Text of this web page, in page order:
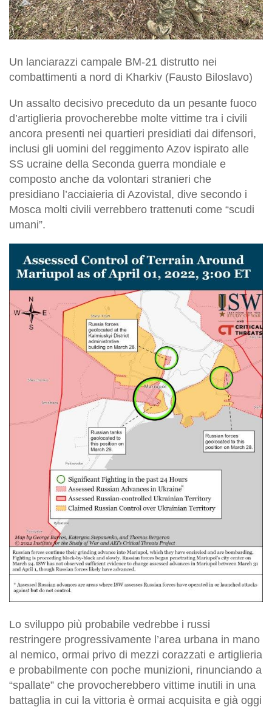
Un lanciarazzi campale BM-21 distrutto nei
combattimenti a nord di Kharkiv (Fausto Biloslavo)
Un assalto decisivo preceduto da un pesante fuoco
d’artiglieria provocherebbe molte vittime tra i civili
ancora presenti nei quartieri presidiati dai difensori,
inclusi gli uomini del reggimento Azov ispirato alle
SS ucraine della Seconda guerra mondiale e
composto anche da volontari stranieri che
presidiano l’acciaieria di Azovistal, dive secondo i
Mosca molti civili verrebbero trattenuti come “scudi
umani”.
Lo sviluppo più probabile vedrebbe i russi
restringere progressivamente l’area urbana in mano
al nemico, ormai privo di mezzi corazzati e artiglieria
e probabilmente con poche munizioni, rinunciando a
“spallate” che provocherebbero vittime inutili in una
battaglia in cui la vittoria è ormai acquisita e già oggi